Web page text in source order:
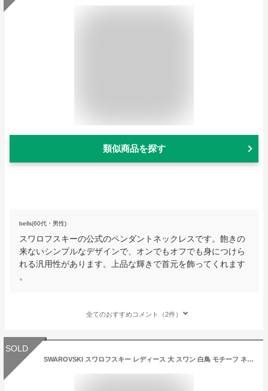
類似商品を探す
bells(60代・男性)
スワロフスキーの公式のペンダントネックレスです。飽きの
来ないシンプルなデザインで、オンでもオフでも身につけら
れる汎用性があります。上品な輝きで首元を飾ってくれます
。
全てのおすすめコメント（2件）
SOLD
SWAROVSKI スワロフスキー レディース 大 スワン 白鳥 モチーフ ネックレス ペンダント シルバー クリスタル ジュエリー アクセサリー 金属 アレルギー 対応 FREE ONE SIZE おしゃれ ブランド [5,500円以上で送料無料] 【あす楽】 [sw5169080]